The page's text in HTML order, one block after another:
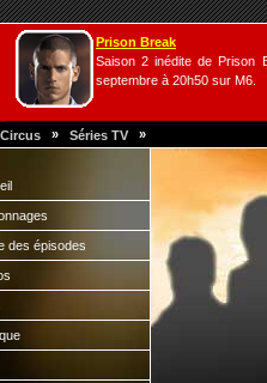
Prison Break
Saison 2 inédite de Prison
septembre à 20h50 sur M6.
» Séries TV »
des épisodes